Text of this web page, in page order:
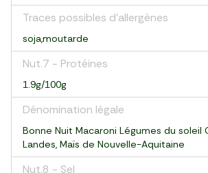
Traces possibles d'allergènes
soja,moutarde
Nut.7 - Protéines
1.9g/100g
Dénomination légale
Bonne Nuit Macaroni Légumes du soleil
Landes, Maïs de Nouvelle-Aquitaine
Nut.8 - Sel